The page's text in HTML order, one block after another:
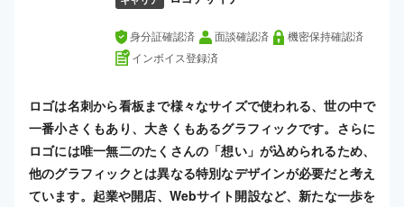
身分証確認済 面談確認済
機密保持確認済
インボイス登録済
ロゴは名刺から看板まで様々なサイズで使われる、世の中で
一番小さくもあり、大きくもあるグラフィックです。さらに
ロゴには唯一無二のたくさんの「想い」が込められるため、
他のグラフィックとは異なる特別なデザインが必要だと考え
ています。起業や開店、Webサイト開設など、新たな一歩を